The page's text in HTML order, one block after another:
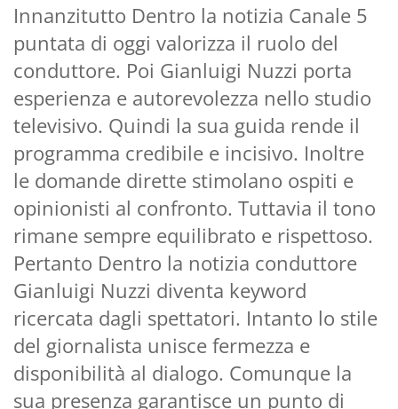
Innanzitutto Dentro la notizia Canale 5
puntata di oggi valorizza il ruolo del
conduttore. Poi Gianluigi Nuzzi porta
esperienza e autorevolezza nello studio
televisivo. Quindi la sua guida rende il
programma credibile e incisivo. Inoltre
le domande dirette stimolano ospiti e
opinionisti al confronto. Tuttavia il tono
rimane sempre equilibrato e rispettoso.
Pertanto Dentro la notizia conduttore
Gianluigi Nuzzi diventa keyword
ricercata dagli spettatori. Intanto lo stile
del giornalista unisce fermezza e
disponibilità al dialogo. Comunque la
sua presenza garantisce un punto di